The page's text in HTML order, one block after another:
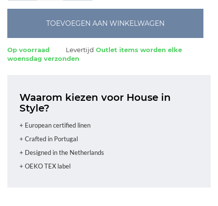
TOEVOEGEN AAN WINKELWAGEN
Op voorraad Levertijd Outlet items worden elke
woensdag verzonden
Waarom kiezen voor House in
Style?
+ European certified linen
+ Crafted in Portugal
+ Designed in the Netherlands
+ OEKO TEX label